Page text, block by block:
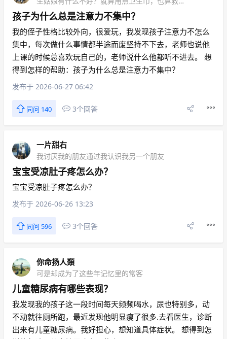
孩子为什么总是注意力不集中？
我的侄子性格比较外向，很爱玩，我发现孩子注意力不怎么
集中，每次做什么事情都半途而废坚持不下去，老师也说他
上课的时候总喜欢玩自己的，老师说什么他都听不进去。 想
得到怎样的帮助：孩子为什么总是注意力不集中？
发布于 2026-06-27 06:42
同问 140 3个回答
一片甜右
我讨厌我的朋友通过我认识我另一个朋友
宝宝受凉肚子疼怎么办？
宝宝受凉肚子疼怎么办？
发布于 2026-06-26 13:23
同问 596 3个回答
你命扬人類
可是却成为了这些年记忆里的常客
儿童糖尿病有哪些表现？
我发现我的孩子这一段时间每天频频喝水，尿也特别多，动
不动就往厕所跑，最近发现他明显瘦了很多.去看医生，诊断
出来有儿童糖尿病。我好担心，想知道具体症状。 想得到怎